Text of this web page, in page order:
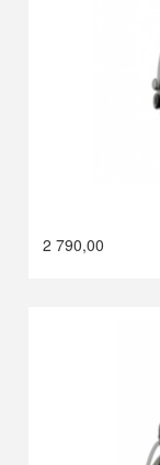
2 790,00